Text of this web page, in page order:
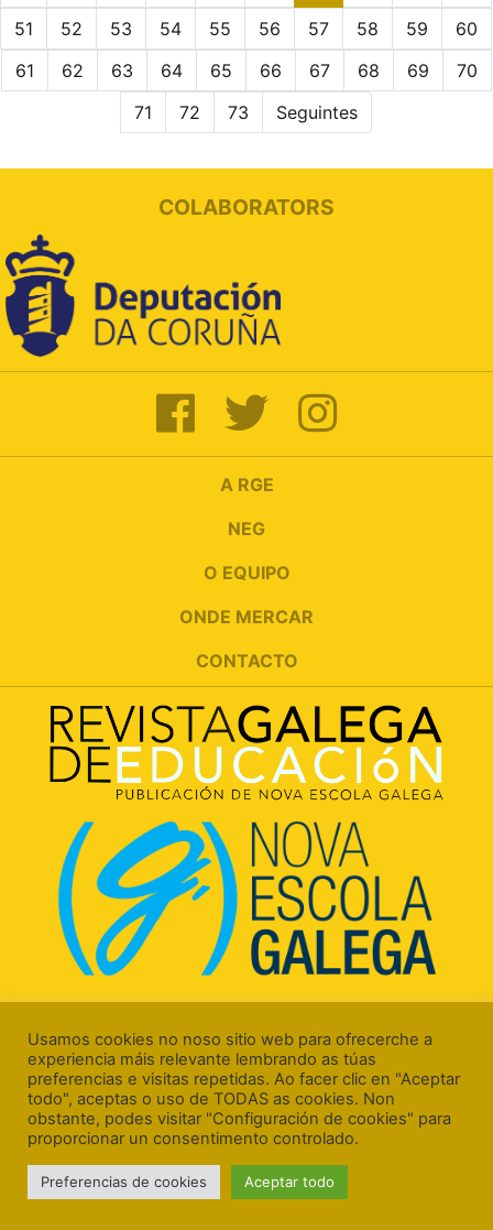
51
52 53 54 55 56 57 58 59
60
61
62 63 64 65 66 67 68 69
70
71
72 73 Seguintes
COLABORATORS
A RGE
NEG
O EQUIPO
ONDE MERCAR
CONTACTO
15706 Santiago de Compostela (A Coruña)
Aviso Legal
Usamos cookies no noso sitio web para ofrecerche a
experiencia máis relevante lembrando as túas
preferencias e visitas repetidas. Ao facer clic en "Aceptar
todo", aceptas o uso de TODAS as cookies. Non
obstante, podes visitar "Configuración de cookies" para
proporcionar un consentimento controlado.
Preferencias de cookies Aceptar todo